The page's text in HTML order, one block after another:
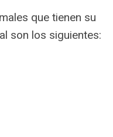
que tienen su
son los siguientes: